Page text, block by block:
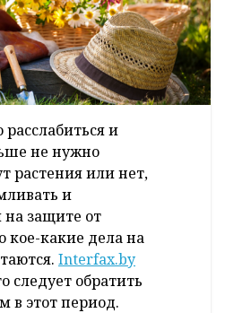
и
не нужно
растения или нет,
и
на защите от
кое-какие дела на
Interfax.by
следует обратить
в этот период.